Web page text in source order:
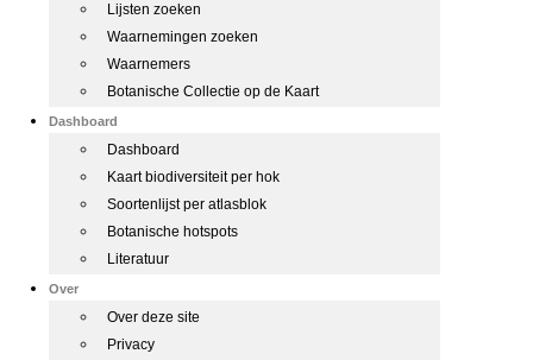
Lijsten zoeken
Waarnemingen zoeken
Waarnemers
Botanische Collectie op de Kaart
Dashboard
Dashboard
Kaart biodiversiteit per hok
Soortenlijst per atlasblok
Botanische hotspots
Literatuur
Over
Over deze site
Privacy